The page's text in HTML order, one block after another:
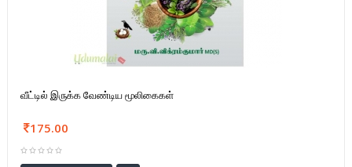
வீட்டில் இருக்க வேண்டிய மூலிகைகள்
175.00